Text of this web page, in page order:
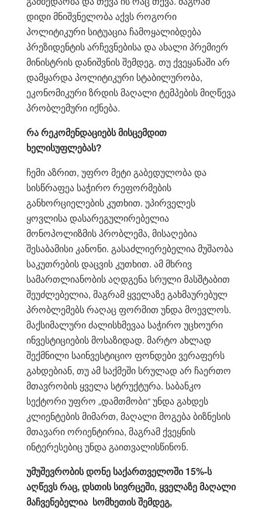
დიდი მნიშვნელობა აქვს როგორი
პოლიტიკური სიტუაცია ჩამოყალიბდება
პრეზიდენტის არჩევნებისა და ახალი პრემიერ
მინისტრის დანიშვნის შემდეგ. თუ ქვეყანაში არ
დამყარდა პოლიტიკური სტაბილურობა,
ეკონომიკური ზრდის მაღალი ტემპების მიღწევა
პრობლემური იქნება.
რარეკომენდაციებს მისცემდით
ხელისუფლებას?
ჩემი აზრით, უფრო მეტი გაბედულობა და
სისწრაფეა საჭირო რეფორმების
განხორციელების კუთხით. უპირველეს
ყოვლისა დასარეგულირებელია
მონოპოლიზმის პრობლემა, მისაღებია
შესაბამისი კანონი. გასაძლიერებელია მუშაობა
საკუთრების დაცვის კუთხით. ამ მხრივ
სამართლიანობის აღდგენა სრული მასშტაბით
შეუძლებელია, მაგრამ ყველაზე გახმაურებულ
პრობლემებს რაღაც ფორმით უნდა მოევლოს.
მაქსიმალური ძალისხმევაა საჭირო უცხოური
ინვესტიციების მოსაზიდად. მარტო ახლად
შექმნილი საინვესტიციო ფონდები ვერაფერს
გახდებიან, თუ ამ საქმეში სრულად არ ჩაერთო
მთავრობის ყველა სტრუქტურა. საბანკო
სექტორი უფრო „დამთმობი“ უნდა გახდეს
კლიენტების მიმართ, მაღალი მოგება ბიზნესის
მთავარი ორიენტირია, მაგრამ ქვეყნის
ინტერესებიც უნდა გაითვალისწინონ.
უმუშევრობისდონე საქართველოში 15%-ს
აღწევს რაც, დსთის სივრცეში, ყველაზე მაღალი
მაჩვენებელია სომხეთის შემდეგ,